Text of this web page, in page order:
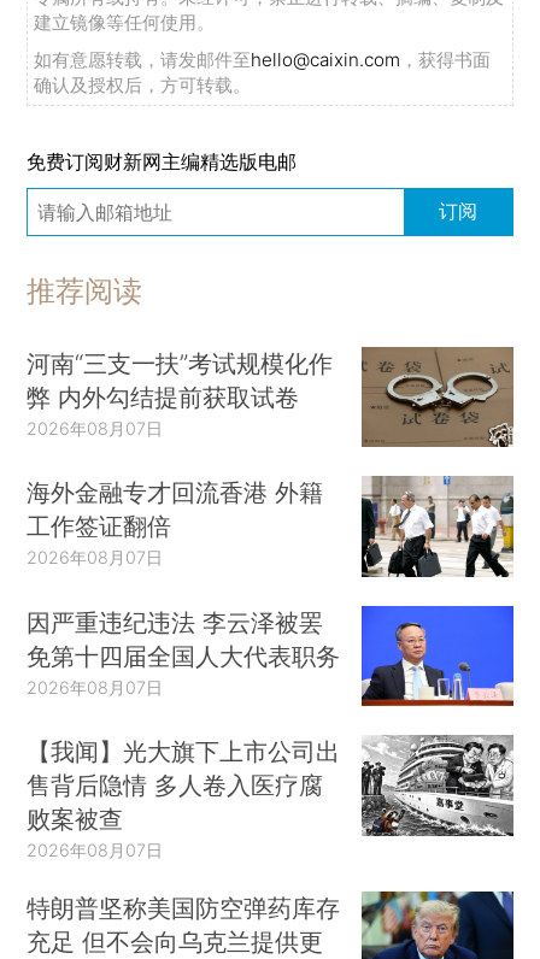
建立镜像等任何使用。
如有意愿转载，请发邮件至hello@caixin.com ，获得书面
确认及授权后，方可转载。
免费订阅财新网主编精选版电邮
订阅
推荐阅读
河南“三支一扶”考试规模化作
弊 内外勾结提前获取试卷
2026年08月07日
海外金融专才回流香港 外籍
工作签证翻倍
2026年08月07日
因严重违纪违法 李云泽被罢
免第十四届全国人大代表职务
2026年08月07日
【我闻】光大旗下上市公司出
售背后隐情 多人卷入医疗腐
败案被查
2026年08月07日
特朗普坚称美国防空弹药库存
充足 但不会向乌克兰提供更